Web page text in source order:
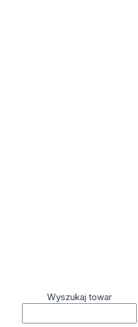
Wyszukaj towar